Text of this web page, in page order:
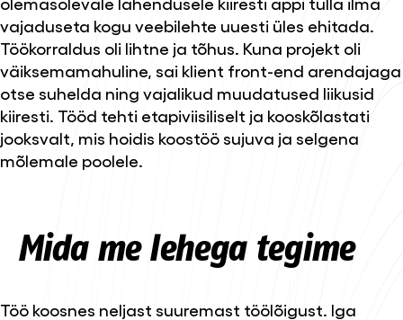
vajaduseta kogu veebilehte uuesti üles ehitada.
Töökorraldus oli lihtne ja tõhus. Kuna projekt oli
väiksemamahuline, sai klient front-end arendajaga
otse suhelda ning vajalikud muudatused liikusid
kiiresti. Tööd tehti etapiviisiliselt ja kooskõlastati
jooksvalt, mis hoidis koostöö sujuva ja selgena
mõlemale poolele.
Mida me lehega tegime
Töö koosnes neljast suuremast töölõigust. Iga